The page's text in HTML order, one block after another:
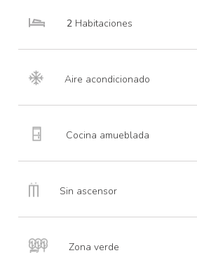
Cada villa, distribuida en dos
de Mallorca durante todo el año.
En la planta baja podremos
dormitorios), baño con ducha (o
directo a la terraza con pérgola.
En la planta superior: amplio
acceso a una terraza privada y
2 Habitaciones
Aire acondicionado
Cocina amueblada
Sin ascensor
Zona verde